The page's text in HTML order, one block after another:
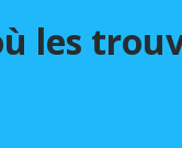
les